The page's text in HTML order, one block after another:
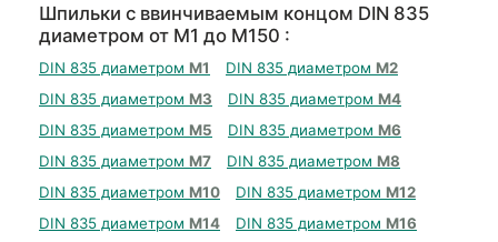
Шпильки с ввинчиваемым концом DIN 835
диаметром от М1 до М150 :
DIN 835 диаметром М1 DIN 835 диаметром М2
DIN 835 диаметром М3 DIN 835 диаметром М4
DIN 835 диаметром М5 DIN 835 диаметром М6
DIN 835 диаметром М7 DIN 835 диаметром М8
DIN 835 диаметром М10 DIN 835 диаметром М12
DIN 835 диаметром М14 DIN 835 диаметром М16